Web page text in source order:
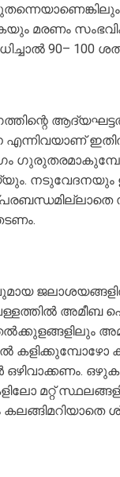
മരണം
90– 100
മറ്റ്